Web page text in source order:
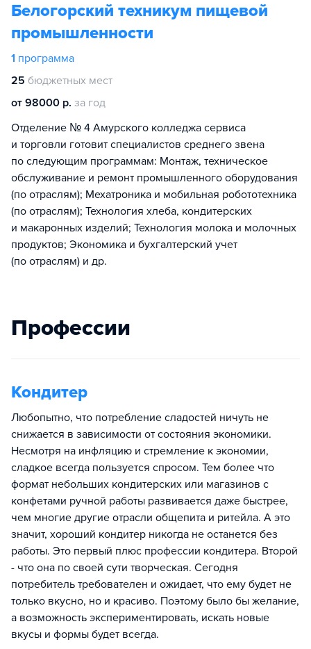
Белогорский техникум пищевой
промышленности
1 программа
25 бюджетных мест
от 98000 р. за год
Отделение № 4 Амурского колледжа сервиса
и торговли готовит специалистов среднего звена
по следующим программам: Монтаж, техническое
обслуживание и ремонт промышленного оборудования
(по отраслям); Мехатроника и мобильная робототехника
(по отраслям); Технология хлеба, кондитерских
и макаронных изделий; Технология молока и молочных
продуктов; Экономика и бухгалтерский учет
(по отраслям) и др.
Профессии
Кондитер
Любопытно, что потребление сладостей ничуть не
снижается в зависимости от состояния экономики.
Несмотря на инфляцию и стремление к экономии,
сладкое всегда пользуется спросом. Тем более что
формат небольших кондитерских или магазинов с
конфетами ручной работы развивается даже быстрее,
чем многие другие отрасли общепита и ритейла. А это
значит, хороший кондитер никогда не останется без
работы. Это первый плюс профессии кондитера. Второй
- что она по своей сути творческая. Сегодня
потребитель требователен и ожидает, что ему будет не
только вкусно, но и красиво. Поэтому было бы желание,
а возможность экспериментировать, искать новые
вкусы и формы будет всегда.